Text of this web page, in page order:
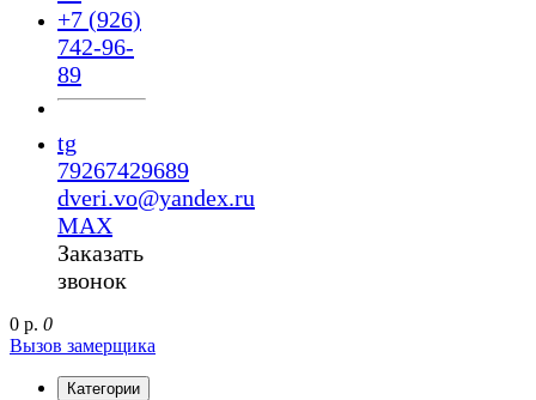
+7 (926)
742-96-
89
tg
79267429689
dveri.vo@yandex.ru
MAX
Заказать
звонок
0 р. 0
Вызов замерщика
Категории